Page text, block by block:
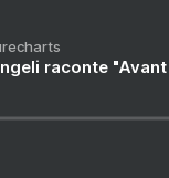
raconte